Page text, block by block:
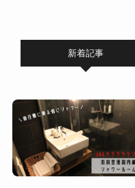
新着記事